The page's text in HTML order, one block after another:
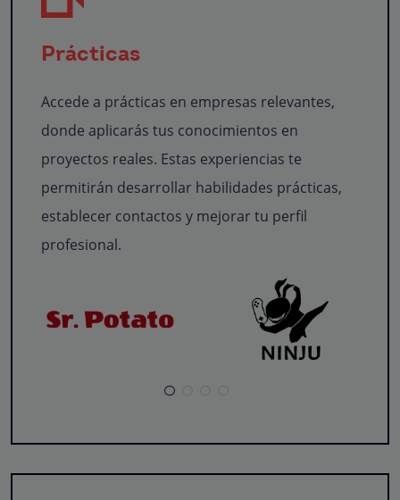
Prácticas
Accede a prácticas en empresas relevantes,
donde aplicarás tus conocimientos en
proyectos reales. Estas experiencias te
permitirán desarrollar habilidades prácticas,
establecer contactos y mejorar tu perfil
profesional.